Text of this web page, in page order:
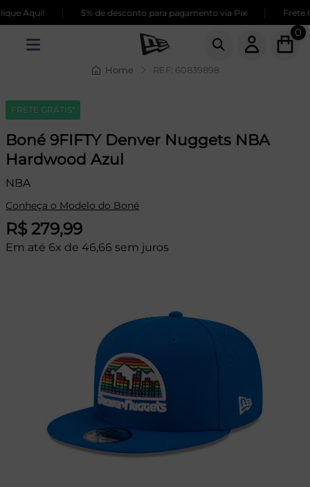
Aqui! 5% de desconto para pagamento via Pix Frete
0
Home REF: 60839898
FRETE GRÁTIS*
Boné 9FIFTY Denver Nuggets NBA
Hardwood Azul
NBA
Conheça o Modelo do Boné
R$ 279,99
Em até 6x de 46,66 sem juros